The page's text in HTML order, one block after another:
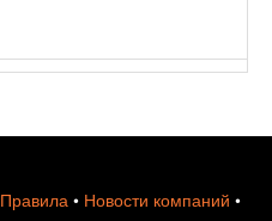
Правила • Новости компаний •